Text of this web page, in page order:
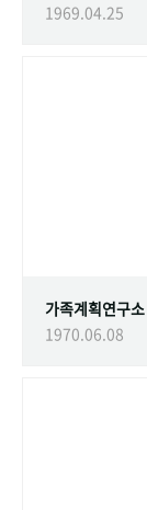
1969.04.25
가족계획연구
1970.06.08